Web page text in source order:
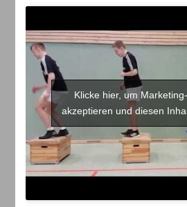
Klicke hier, um
akzeptieren und diesen